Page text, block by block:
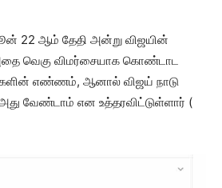
22 ஆம் தேதி அன்று விஜயின்
அதை வெகு விமர்சையாக கொண்டாட
எண்ணம், ஆனால் விஜய் நாடு
வேண்டாம் என உத்தரவிட்டுள்ளார் (